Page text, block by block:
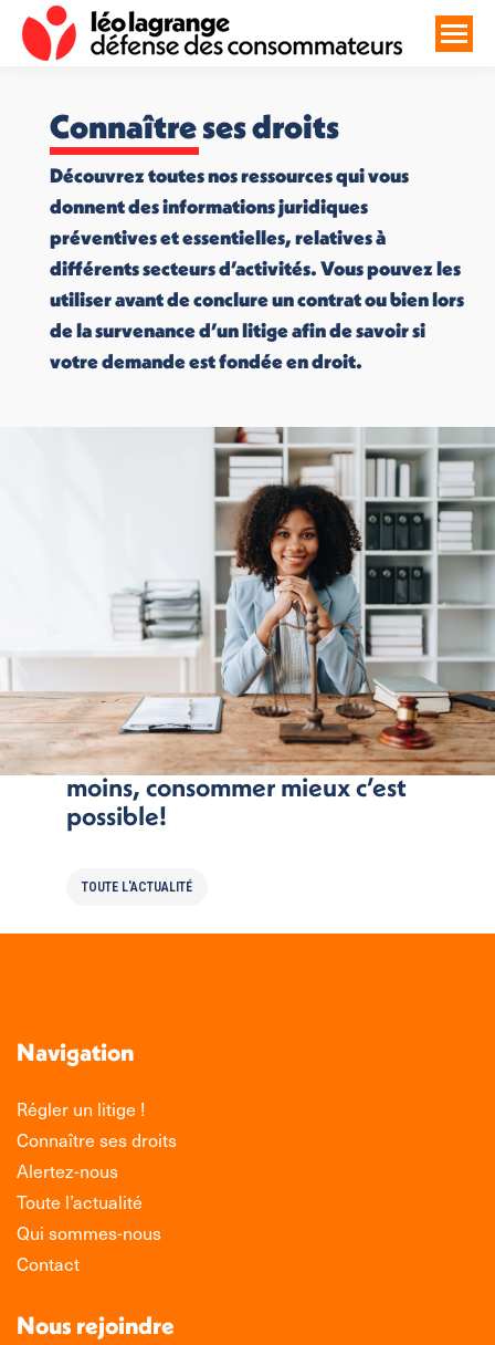
Connaître ses droits
Découvrez toutes nos ressources qui vous
donnent des informations juridiques
préventives et essentielles, relatives à
différents secteurs d’activités. Vous pouvez les
utiliser avant de conclure un contrat ou bien lors
de la survenance d’un litige afin de savoir si
votre demande est fondée en droit.
Economie circulaire: consommer
moins, consommer mieux c’est
possible!
TOUTE L'ACTUALITÉ
Navigation
Régler un litige !
Connaître ses droits
Alertez-nous
Toute l’actualité
Qui sommes-nous
Contact
Nous rejoindre